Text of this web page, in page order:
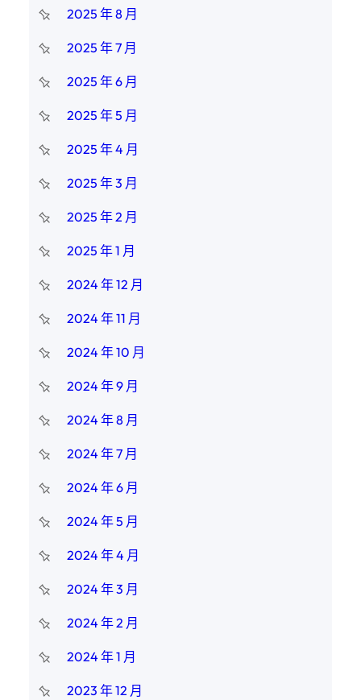
2025 年 8 月
2025 年 7 月
2025 年 6 月
2025 年 5 月
2025 年 4 月
2025 年 3 月
2025 年 2 月
2025 年 1 月
2024 年 12 月
2024 年 11 月
2024 年 10 月
2024 年 9 月
2024 年 8 月
2024 年 7 月
2024 年 6 月
2024 年 5 月
2024 年 4 月
2024 年 3 月
2024 年 2 月
2024 年 1 月
2023 年 12 月